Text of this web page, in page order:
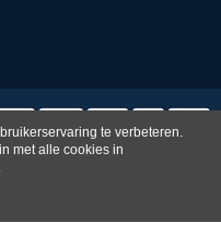
te verbeteren.
met alle cookies in